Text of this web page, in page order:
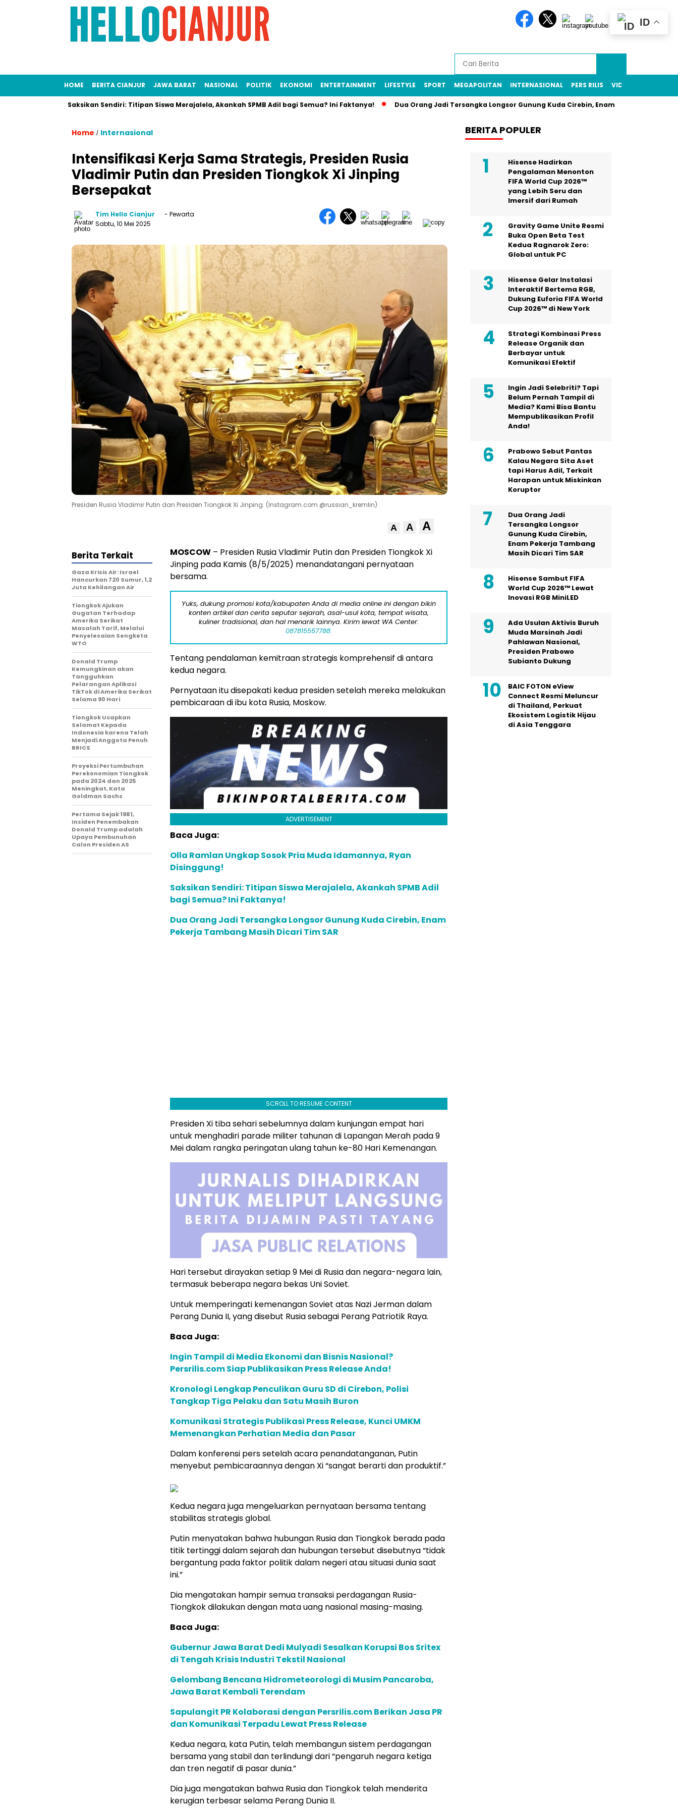
HOME BERITA CIANJUR JAWA BARAT NASIONAL POLITIK EKONOMI ENTERTAINMENT LIFESTYLE SPORT MEGAPOLITAN INTERNASIONAL PERS RILIS VIDEO
Saksikan Sendiri: Titipan Siswa Merajalela, Akankah SPMB Adil bagi Semua? Ini Faktanya! Dua Orang Jadi Tersangka Longsor Gunung Kuda Cirebin, Enam Pekerja Tambang Masih
Home / Internasional
Intensifikasi Kerja Sama Strategis, Presiden Rusia
Vladimir Putin dan Presiden Tiongkok Xi Jinping
Bersepakat
Tim Hello Cianjur
- Pewarta
Sabtu, 10 Mei 2025
Presiden Rusia Vladimir Putin dan Presiden Tiongkok Xi Jinping. (Instagram.com @russian_kremlin)
A A A
MOSCOW – Presiden Rusia Vladimir Putin dan Presiden Tiongkok Xi
Jinping pada Kamis (8/5/2025) menandatangani pernyataan
bersama.
Yuks, dukung promosi kota/kabupaten Anda di media online ini dengan bikin
konten artikel dan cerita seputar sejarah, asal-usul kota, tempat wisata,
kuliner tradisional, dan hal menarik lainnya. Kirim lewat WA Center:
087815557788.
Tentang pendalaman kemitraan strategis komprehensif di antara
kedua negara.
Pernyataan itu disepakati kedua presiden setelah mereka melakukan
pembicaraan di ibu kota Rusia, Moskow.
ADVERTISEMENT
Baca Juga:
Olla Ramlan Ungkap Sosok Pria Muda Idamannya, Ryan
Disinggung!
Saksikan Sendiri: Titipan Siswa Merajalela, Akankah SPMB Adil
bagi Semua? Ini Faktanya!
Dua Orang Jadi Tersangka Longsor Gunung Kuda Cirebin, Enam
Pekerja Tambang Masih Dicari Tim SAR
SCROLL TO RESUME CONTENT
Presiden Xi tiba sehari sebelumnya dalam kunjungan empat hari
untuk menghadiri parade militer tahunan di Lapangan Merah pada 9
Mei dalam rangka peringatan ulang tahun ke-80 Hari Kemenangan.
Hari tersebut dirayakan setiap 9 Mei di Rusia dan negara-negara lain,
termasuk beberapa negara bekas Uni Soviet.
Untuk memperingati kemenangan Soviet atas Nazi Jerman dalam
Perang Dunia II, yang disebut Rusia sebagai Perang Patriotik Raya.
Baca Juga:
Ingin Tampil di Media Ekonomi dan Bisnis Nasional?
Persrilis.com Siap Publikasikan Press Release Anda!
Kronologi Lengkap Penculikan Guru SD di Cirebon, Polisi
Tangkap Tiga Pelaku dan Satu Masih Buron
Komunikasi Strategis Publikasi Press Release, Kunci UMKM
Memenangkan Perhatian Media dan Pasar
Dalam konferensi pers setelah acara penandatanganan, Putin
menyebut pembicaraannya dengan Xi “sangat berarti dan produktif.”
Kedua negara juga mengeluarkan pernyataan bersama tentang
stabilitas strategis global.
Putin menyatakan bahwa hubungan Rusia dan Tiongkok berada pada
titik tertinggi dalam sejarah dan hubungan tersebut disebutnya “tidak
bergantung pada faktor politik dalam negeri atau situasi dunia saat
ini.”
Dia mengatakan hampir semua transaksi perdagangan Rusia-
Tiongkok dilakukan dengan mata uang nasional masing-masing.
Baca Juga:
Gubernur Jawa Barat Dedi Mulyadi Sesalkan Korupsi Bos Sritex
di Tengah Krisis Industri Tekstil Nasional
Gelombang Bencana Hidrometeorologi di Musim Pancaroba,
Jawa Barat Kembali Terendam
Sapulangit PR Kolaborasi dengan Persrilis.com Berikan Jasa PR
dan Komunikasi Terpadu Lewat Press Release
Kedua negara, kata Putin, telah membangun sistem perdagangan
bersama yang stabil dan terlindungi dari “pengaruh negara ketiga
dan tren negatif di pasar dunia.”
Dia juga mengatakan bahwa Rusia dan Tiongkok telah menderita
kerugian terbesar selama Perang Dunia II.
Berita Terkait
Gaza Krisis Air: Israel
Hancurkan 720 Sumur, 1,2
Juta Kehilangan Air
Tiongkok Ajukan
Gugatan Terhadap
Amerika Serikat
Masalah Tarif, Melalui
Penyelesaian Sengketa
WTO
Donald Trump
Kemungkinan akan
Tangguhkan
Pelarangan Aplikasi
TikTok di Amerika Serikat
Selama 90 Hari
Tiongkok Ucapkan
Selamat Kepada
Indonesia karena Telah
Menjadi Anggota Penuh
BRICS
Proyeksi Pertumbuhan
Perekonomian Tiongkok
pada 2024 dan 2025
Meningkat, Kata
Goldman Sachs
Pertama Sejak 1981,
Insiden Penembakan
Donald Trump adalah
Upaya Pembunuhan
Calon Presiden AS
BERITA POPULER
Hisense Hadirkan
Pengalaman Menonton
FIFA World Cup 2026™
yang Lebih Seru dan
Imersif dari Rumah
Gravity Game Unite Resmi
Buka Open Beta Test
Kedua Ragnarok Zero:
Global untuk PC
Hisense Gelar Instalasi
Interaktif Bertema RGB,
Dukung Euforia FIFA World
Cup 2026™ di New York
Strategi Kombinasi Press
Release Organik dan
Berbayar untuk
Komunikasi Efektif
Ingin Jadi Selebriti? Tapi
Belum Pernah Tampil di
Media? Kami Bisa Bantu
Mempublikasikan Profil
Anda!
Prabowo Sebut Pantas
Kalau Negara Sita Aset
tapi Harus Adil, Terkait
Harapan untuk Miskinkan
Koruptor
Dua Orang Jadi
Tersangka Longsor
Gunung Kuda Cirebin,
Enam Pekerja Tambang
Masih Dicari Tim SAR
Hisense Sambut FIFA
World Cup 2026™ Lewat
Inovasi RGB MiniLED
Ada Usulan Aktivis Buruh
Muda Marsinah Jadi
Pahlawan Nasional,
Presiden Prabowo
Subianto Dukung
BAIC FOTON eView
Connect Resmi Meluncur
di Thailand, Perkuat
Ekosistem Logistik Hijau
di Asia Tenggara
ID